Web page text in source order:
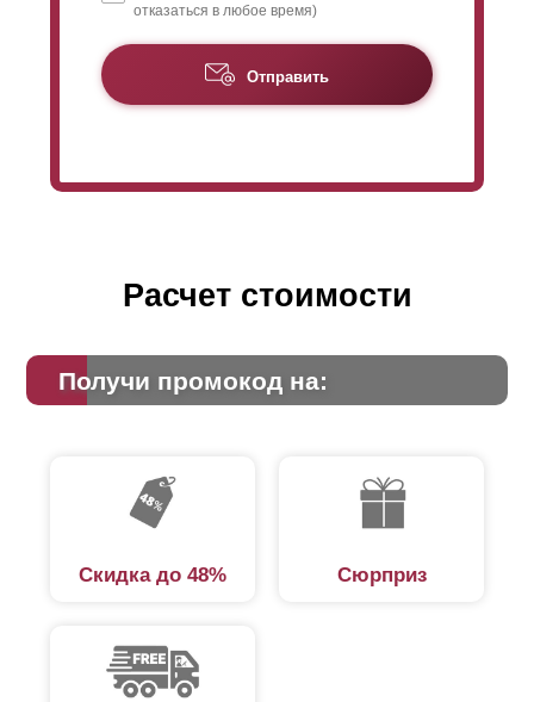
отказаться в любое время)
Отправить
Расчет стоимости
Получи промокод на:
Скидка до 48% Сюрприз